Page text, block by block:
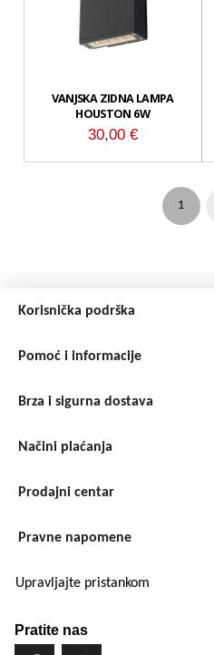
VANJSKA ZIDNA LAMPA
HOUSTON 6W
30,00 €
1
Korisnička podrška
Pomoć i informacije
Brza i sigurna dostava
Načini plaćanja
Prodajni centar
Pravne napomene
Upravljajte pristankom
Pratite nas